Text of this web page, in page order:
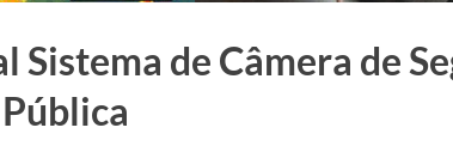
Sistema de Câmera de